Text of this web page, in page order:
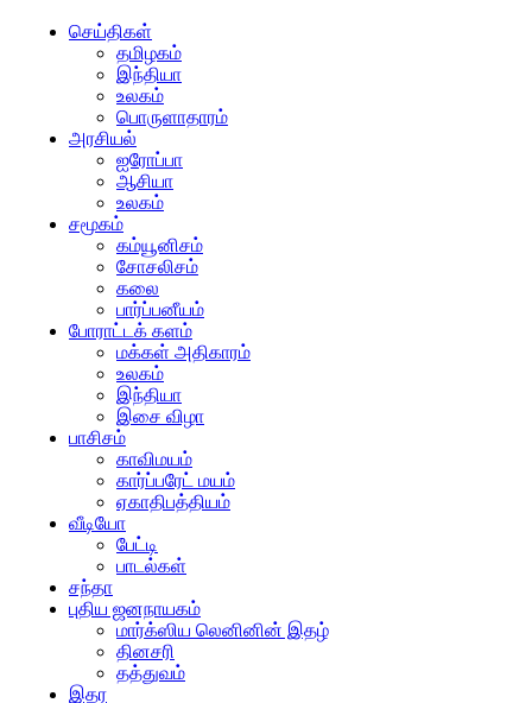
செய்திகள்
தமிழகம்
இந்தியா
உலகம்
பொருளாதாரம்
அரசியல்
ஐரோப்பா
ஆசியா
உலகம்
சமூகம்
கம்யூனிசம்
சோசலிசம்
கலை
பார்ப்பனீயம்
போராட்டக் களம்
மக்கள் அதிகாரம்
உலகம்
இந்தியா
இசை விழா
பாசிசம்
காவிமயம்
கார்ப்பரேட் மயம்
ஏகாதிபத்தியம்
வீடியோ
பேட்டி
பாடல்கள்
சந்தா
புதிய ஜனநாயகம்
மார்க்ஸிய லெனினின் இதழ்
தினசரி
தத்துவம்
இதர